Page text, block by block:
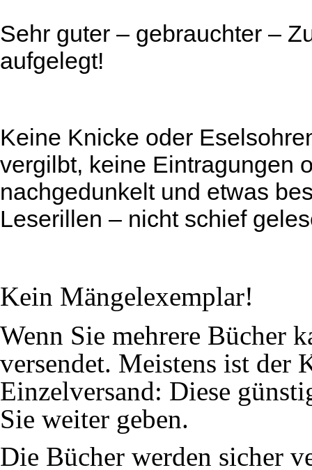
Sehr guter – gebrauchter –
aufgelegt!
Keine Knicke oder
vergilbt, keine Eintragungen
nachgedunkelt und etwas
Leserillen – nicht schief
Kein Mängelexemplar!
Wenn Sie mehrere Bücher
versendet. Meistens ist der
Einzelversand: Diese
Sie weiter geben.
Die Bücher werden sicher